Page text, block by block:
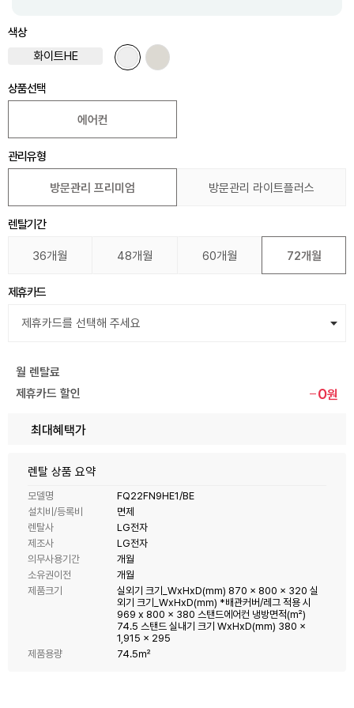
색상
화이트HE
상품선택
에어컨
관리유형
방문관리 프리미엄 방문관리 라이트플러스
렌탈기간
36개월 48개월 60개월 72개월
제휴카드
월 렌탈료
제휴카드 할인
0원
최대혜택가
렌탈 상품 요약
모델명
FQ22FN9HE1/BE
설치비/등록비
면제
렌탈사
LG전자
제조사
LG전자
의무사용기간
개월
소유권이전
개월
제품크기
실외기 크기_WxHxD(mm) 870 x 800 x 320 실
외기 크기_WxHxD(mm) *배관커버/레그 적용 시
969 x 800 x 380 스탠드에어컨 냉방면적(m²)
74.5 스탠드 실내기 크기 WxHxD(mm) 380 x
1,915 x 295
제품용량
74.5㎡